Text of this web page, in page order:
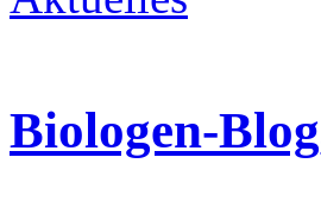
Biologen-